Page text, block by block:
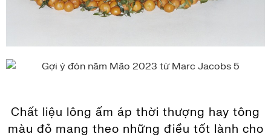
Chất liệu lông ấm áp thời thượng hay tông
màu đỏ mang theo những điều tốt lành cho